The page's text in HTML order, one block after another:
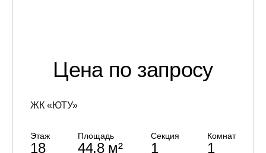
Цена по запросу
ЖК «ЮТУ»
Этаж
18
Площадь
44.8 м²
Секция
1
Комнат
1